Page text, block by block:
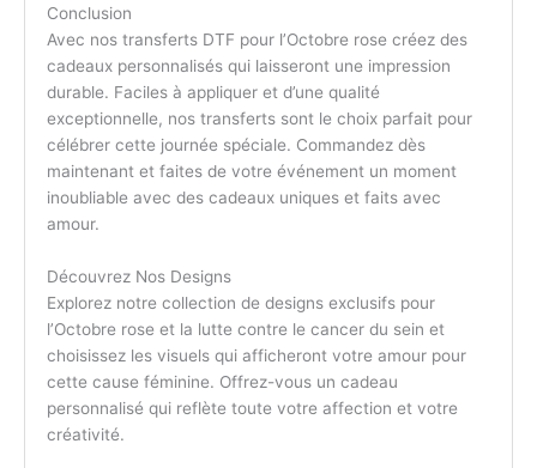
Conclusion
Avec nos transferts DTF pour l’Octobre rose créez des
cadeaux personnalisés qui laisseront une impression
durable. Faciles à appliquer et d’une qualité
exceptionnelle, nos transferts sont le choix parfait pour
célébrer cette journée spéciale. Commandez dès
maintenant et faites de votre événement un moment
inoubliable avec des cadeaux uniques et faits avec
amour.
Découvrez Nos Designs
Explorez notre collection de designs exclusifs pour
l’Octobre rose et la lutte contre le cancer du sein et
choisissez les visuels qui afficheront votre amour pour
cette cause féminine. Offrez-vous un cadeau
personnalisé qui reflète toute votre affection et votre
créativité.